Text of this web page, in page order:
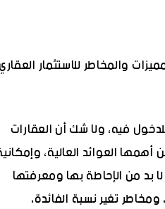
والمخاطر للاستثمار
فيه، ولا شك أن العقارات
العوائد العالية،
بد من الإحاطة بها ومعرفتها
تغير نسبة الفائدة،